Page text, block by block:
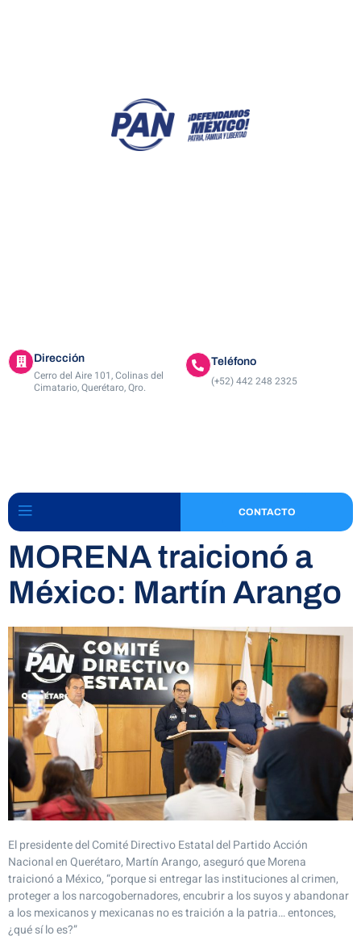
Dirección
Cerro del Aire 101, Colinas del
Cimatario, Querétaro, Qro.
Teléfono
(+52) 442 248 2325
CONTACTO
MORENA traicionó a
México: Martín Arango
El presidente del Comité Directivo Estatal del Partido Acción
Nacional en Querétaro, Martín Arango, aseguró que Morena
traicionó a México, “porque si entregar las instituciones al crimen,
proteger a los narcogobernadores, encubrir a los suyos y abandonar
a los mexicanos y mexicanas no es traición a la patria… entonces,
¿qué sí lo es?”